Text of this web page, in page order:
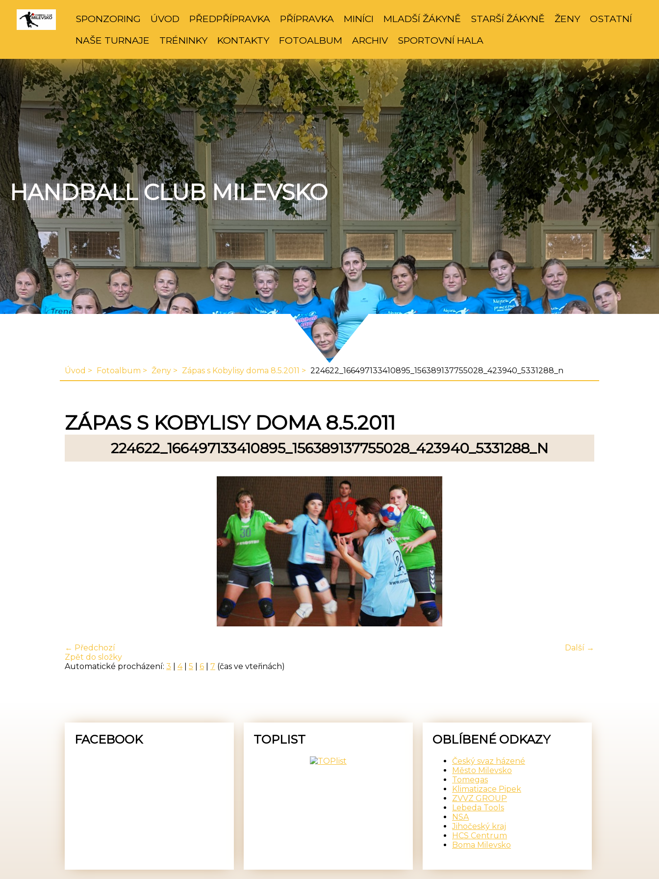
SPONZORING ÚVOD PŘEDPŘÍPRAVKA PŘÍPRAVKA MINÍCI MLADŠÍ ŽÁKYNĚ STARŠÍ ŽÁKYNĚ ŽENY
OSTATNÍ
NAŠE TURNAJE
TRÉNINKY KONTAKTY FOTOALBUM ARCHIV SPORTOVNÍ HALA
HANDBALL CLUB MILEVSKO
Úvod Fotoalbum Ženy Zápas s Kobylisy doma 8.5.2011 224622_166497133410895_156389137755028_423940_5331288_n
ZÁPAS S KOBYLISY DOMA 8.5.2011
224622_166497133410895_156389137755028_423940_5331288_N
← Předchozí
Další →
Zpět do složky
Automatické procházení: 3 4| 5 6 7 (čas ve vteřinách)
FACEBOOK TOPLIST OBLÍBENÉ ODKAZY
Český svaz házené
Město Milevsko
Tomegas
Klimatizace Pipek
ZVVZ GROUP
Lebeda Tools
NSA
Jihočeský kraj
HCS Centrum
Boma Milevsko